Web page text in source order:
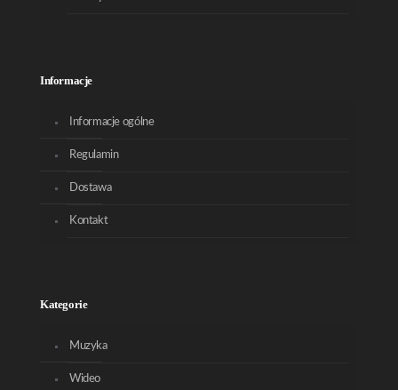
Informacje
Informacje ogólne
Regulamin
Dostawa
Kontakt
Kategorie
Muzyka
Wideo